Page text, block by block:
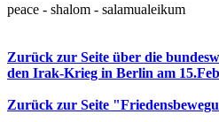
peace - shalom - salamualeikum
Zurück zur Seite über die
den Irak-Krieg in Berlin am
Zurück zur Seite